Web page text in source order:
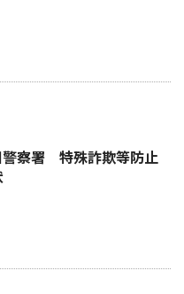
察署 特殊詐欺等防止